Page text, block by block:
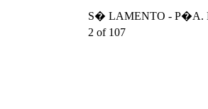
S� LAMENTO - P�A.
2 of 107